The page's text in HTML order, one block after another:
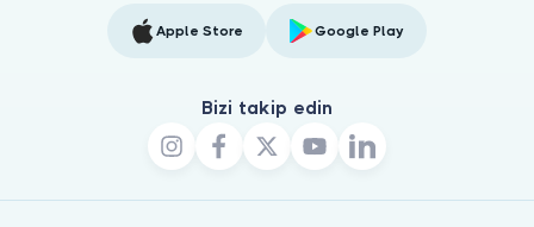
Apple Store Google Play
Bizi takip edin